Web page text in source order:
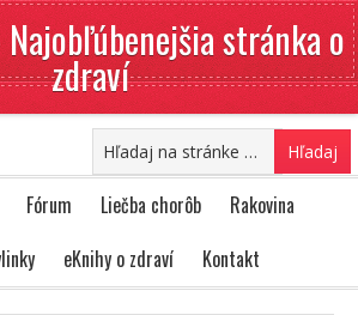
stránka o
zdraví
Fórum Liečba chorôb
Rakovina
eKnihy o zdraví Kontakt